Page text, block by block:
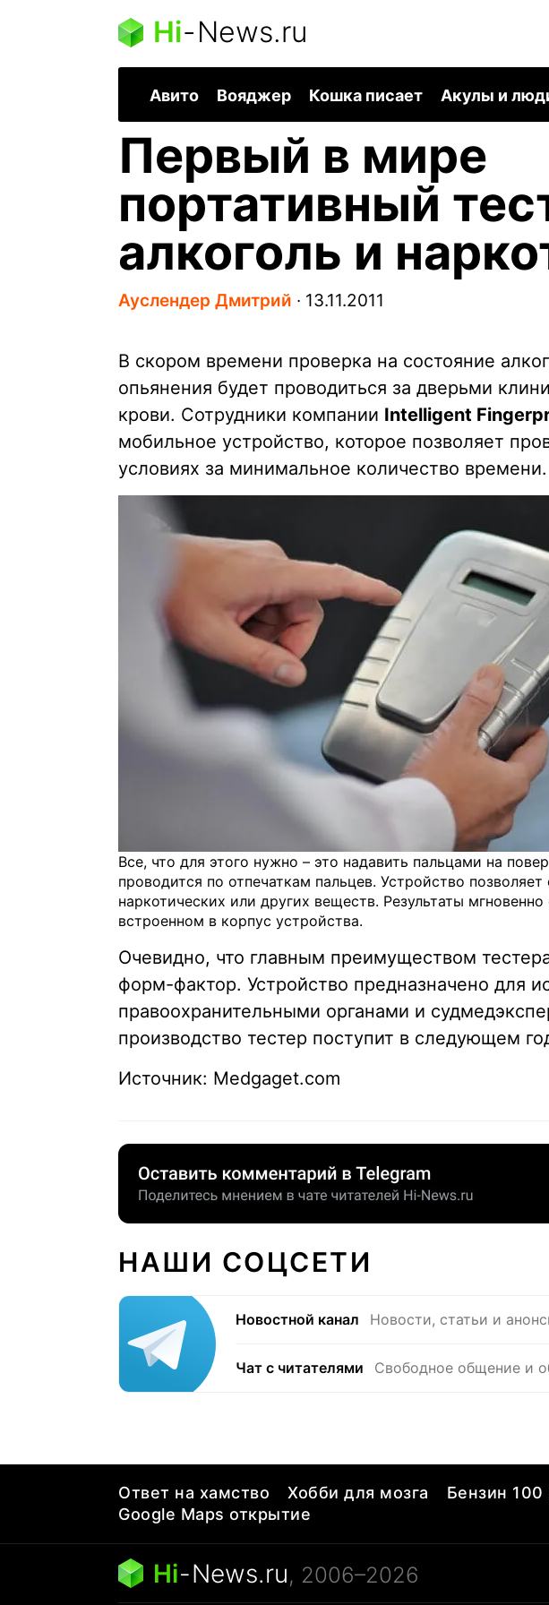
Hi-News.ru
Авито Вояджер Кошка писает Акулы и
Первый в мире
портативный
алкоголь и
Ауслендер Дмитрий ∙ 13.11.2011
В скором времени проверка на состояние
опьянения будет проводиться за дверьми
крови. Сотрудники компании Intelligent
мобильное устройство, которое позволяет
условиях за минимальное количество времени.
Все, что для этого нужно – это надавить пальцами на
проводится по отпечаткам пальцев. Устройство
наркотических или других веществ. Результаты
встроенном в корпус устройства.
Очевидно, что главным преимуществом
форм-фактор. Устройство предназначено для
правоохранительными органами и
производство тестер поступит в следующем
Источник: Medgaget.com
НАШИ СОЦСЕТИ
Новостной канал Новости, статьи и
Чат с читателями Свободное общение и
Ответ на хамство Хобби для мозга Бензин 100
Google Maps открытие
Hi-News.ru, 2006–2026